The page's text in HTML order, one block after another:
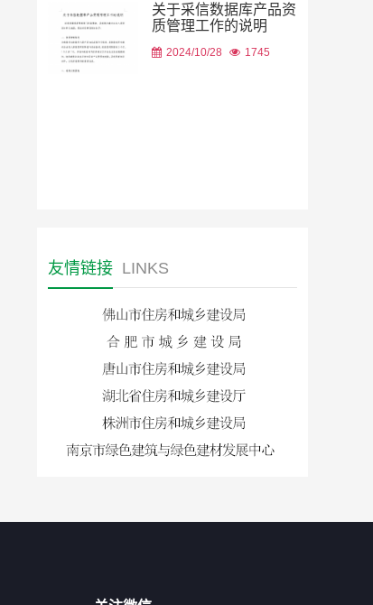
关于采信数据库产品资
质管理工作的说明
2024/10/28 1745
友情链接 LINKS